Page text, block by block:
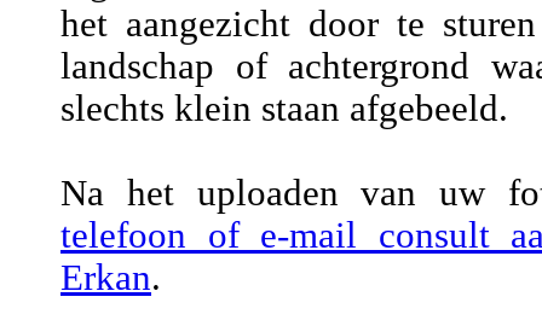
het aangezicht door te
landschap of achtergrond
slechts klein staan afgebeeld.
Na het uploaden van uw
telefoon of e-mail consult
Erkan.